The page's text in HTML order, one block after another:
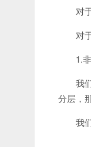
对
对
1.
我
分层，
我